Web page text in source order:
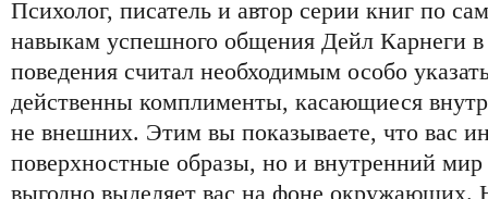
Психолог, писатель и автор серии книг по
навыкам успешного общения Дейл Карнеги в
поведения считал необходимым особо
действенны комплименты, касающиеся
не внешних. Этим вы показываете, что вас
поверхностные образы, но и внутренний
выгодно выделяет вас на фоне окружающих.